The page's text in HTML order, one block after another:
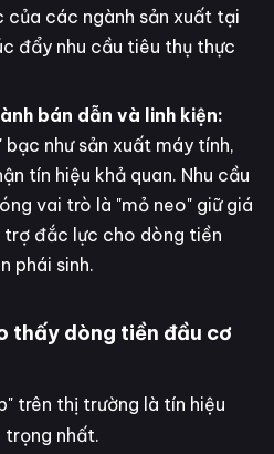
của các ngành sản xuất tại
đẩy nhu cầu tiêu thụ thực
bán dẫn và linh kiện:
bạc như sản xuất máy tính,
tín hiệu khả quan. Nhu cầu
vai trò là "mỏ neo" giữ giá
trợ đắc lực cho dòng tiền
phái sinh.
thấy dòng tiền đầu cơ
trên thị trường là tín hiệu
trọng nhất.